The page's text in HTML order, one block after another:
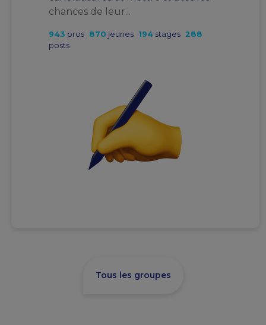
chances de leur...
943 pros 870 jeunes 194 stages 288
posts
Tous les groupes